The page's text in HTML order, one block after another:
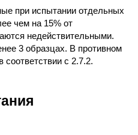
при испытании отдельных
чем на 15% от
недействительными.
3 образцах. В противном
с 2.7.2.